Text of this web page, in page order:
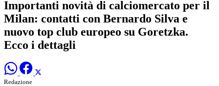
Importanti novità di calciomercato per il
Milan: contatti con Bernardo Silva e
nuovo top club europeo su Goretzka.
Ecco i dettagli
Redazione